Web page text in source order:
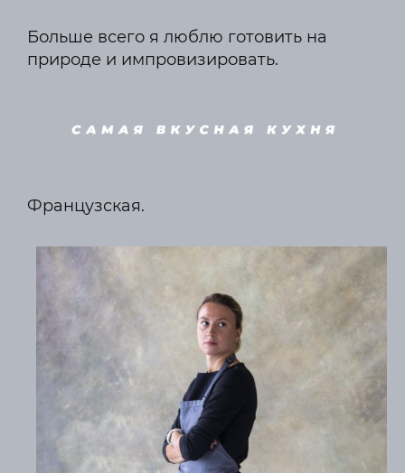
Больше всего я люблю готовить на
природе и импровизировать.
Французская.